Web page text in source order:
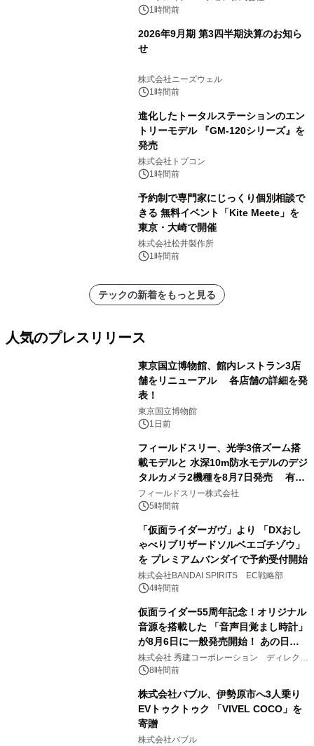
1時間前
2026年9月期 第3四半期決算のお知ら
せ
株式会社ニーズウェル
1時間前
進化したトータルステーションのエン
トリーモデル 『GM-120シリーズ』を
発売
株式会社トプコン
1時間前
予約制で専門家にじっくり個別相談で
きる 無料イベント「Kite Meete」を
東京・大崎で開催
株式会社松井製作所
1時間前
テックの新着をもっと見る
人気のプレスリリース
東京国立博物館、館内レストラン3店
舗をリニューアル 各店舗の詳細を発
表！
東京国立博物館
1日前
フィールドスリー、光学3倍ズーム搭
載モデルと 水深10m防水モデルのデジ
タルカメラ2機種を8月7日発売 有効
約1300万画素、用途別に選べるコンデ
ジ新登場
フィールドスリー株式会社
5時間前
「仮面ライダーガヴ」より 「DXおし
ゃべりブリザードソルベエゴチゾウ」
を プレミアムバンダイで予約受付開始
株式会社BANDAI SPIRITS EC戦略部
4時間前
仮面ライダー55周年記念！オリジナル
音源を搭載した 「音声目覚まし時計」
が8月6日に一般発売開始！ あの日の
大興奮が今甦る
株式会社 秀建コーポレーション ディレクト
アートギャラリー
8時間前
株式会社バブル、伊勢原市へ3人乗り
EVトゥクトゥク 「VIVEL COCO」を
寄贈
株式会社バブル